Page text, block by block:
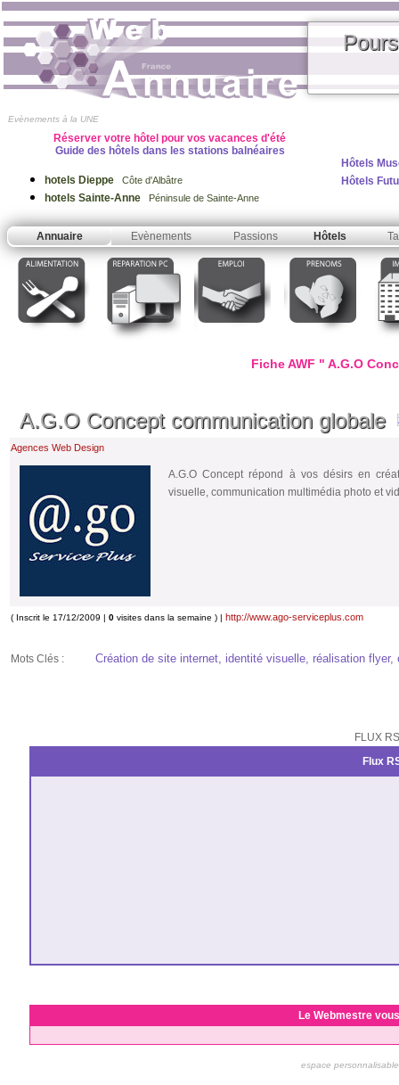
Evènements à la UNE
Réserver votre hôtel pour vos vacances d'été
Guide des hôtels dans les stations balnéaires
hotels Dieppe Côte d'Albâtre
hotels Sainte-Anne Péninsule de Sainte-Anne
Hôtels
Hôtels
Annuaire Evènements Passions Hôtels
Fiche AWF " A.G.O
A.G.O Concept communication globale
Agences Web Design
A.G.O Concept répond à vos désirs en
visuelle, communication multimédia photo et
( Inscrit le 17/12/2009 | 0 visites dans la semaine ) | http://www.ago-serviceplus.com
Mots Clés : Création de site internet, identité visuelle, réalisation
FLUX
Flux
Le Webmestre
espace